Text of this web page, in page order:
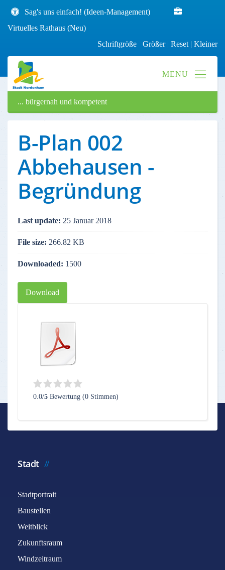
Sag's uns einfach! (Ideen-Management)
Virtuelles Rathaus (Neu)
Schriftgröße Größer| Reset | Kleiner
... bürgernah und kompetent
B-Plan 002
Abbehausen -
Begründung
Last update: 25 Januar 2018
File size: 266.82 KB
Downloaded: 1500
Download
0.0/5 Bewertung (0 Stimmen)
Stadt
Stadtportrait
Baustellen
Weitblick
Zukunftsraum
Windzeitraum